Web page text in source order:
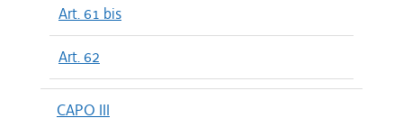
Art. 61 bis
Art. 62
CAPO III